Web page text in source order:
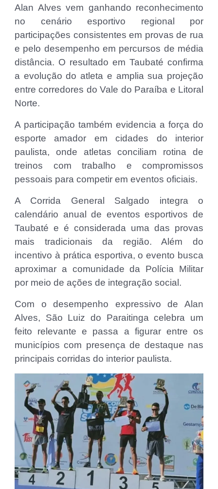
Alan Alves vem ganhando reconhecimento
no cenário esportivo regional por
participações consistentes em provas de rua
e pelo desempenho em percursos de média
distância. O resultado em Taubaté confirma
a evolução do atleta e amplia sua projeção
entre corredores do Vale do Paraíba e Litoral
Norte.
A participação também evidencia a força do
esporte amador em cidades do interior
paulista, onde atletas conciliam rotina de
treinos com trabalho e compromissos
pessoais para competir em eventos oficiais.
A Corrida General Salgado integra o
calendário anual de eventos esportivos de
Taubaté e é considerada uma das provas
mais tradicionais da região. Além do
incentivo à prática esportiva, o evento busca
aproximar a comunidade da Polícia Militar
por meio de ações de integração social.
Com o desempenho expressivo de Alan
Alves, São Luiz do Paraitinga celebra um
feito relevante e passa a figurar entre os
municípios com presença de destaque nas
principais corridas do interior paulista.